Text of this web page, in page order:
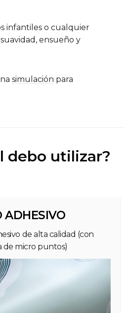
infantiles o cualquier
ensueño y
simulación para
debo utilizar?
ADHESIVO
de alta calidad (con
de micro puntos)